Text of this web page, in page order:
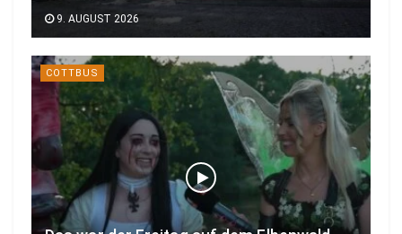
9. AUGUST 2026
COTTBUS